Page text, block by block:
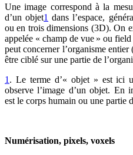
Une image correspond à la
d’un objet1 dans l’espace,
ou en trois dimensions (3D). On
appelée « champ de vue » ou
peut concerner l’organisme
être ciblé sur une partie de
1 . Le terme d’« objet » est ici
observe l’image d’un objet. En
est le corps humain ou une partie
Numérisation, pixels, voxels